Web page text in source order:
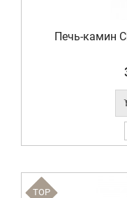
Печь-камин
TOP